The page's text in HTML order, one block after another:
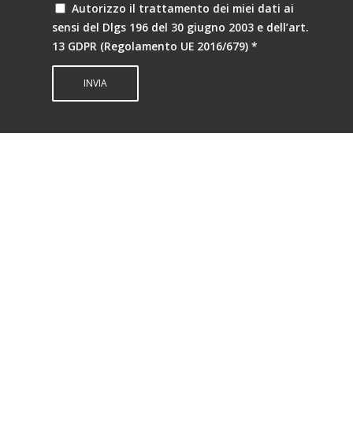
Autorizzo il trattamento dei miei dati ai
sensi del Dlgs 196 del 30 giugno 2003 e dell’art.
13 GDPR (Regolamento UE 2016/679) *